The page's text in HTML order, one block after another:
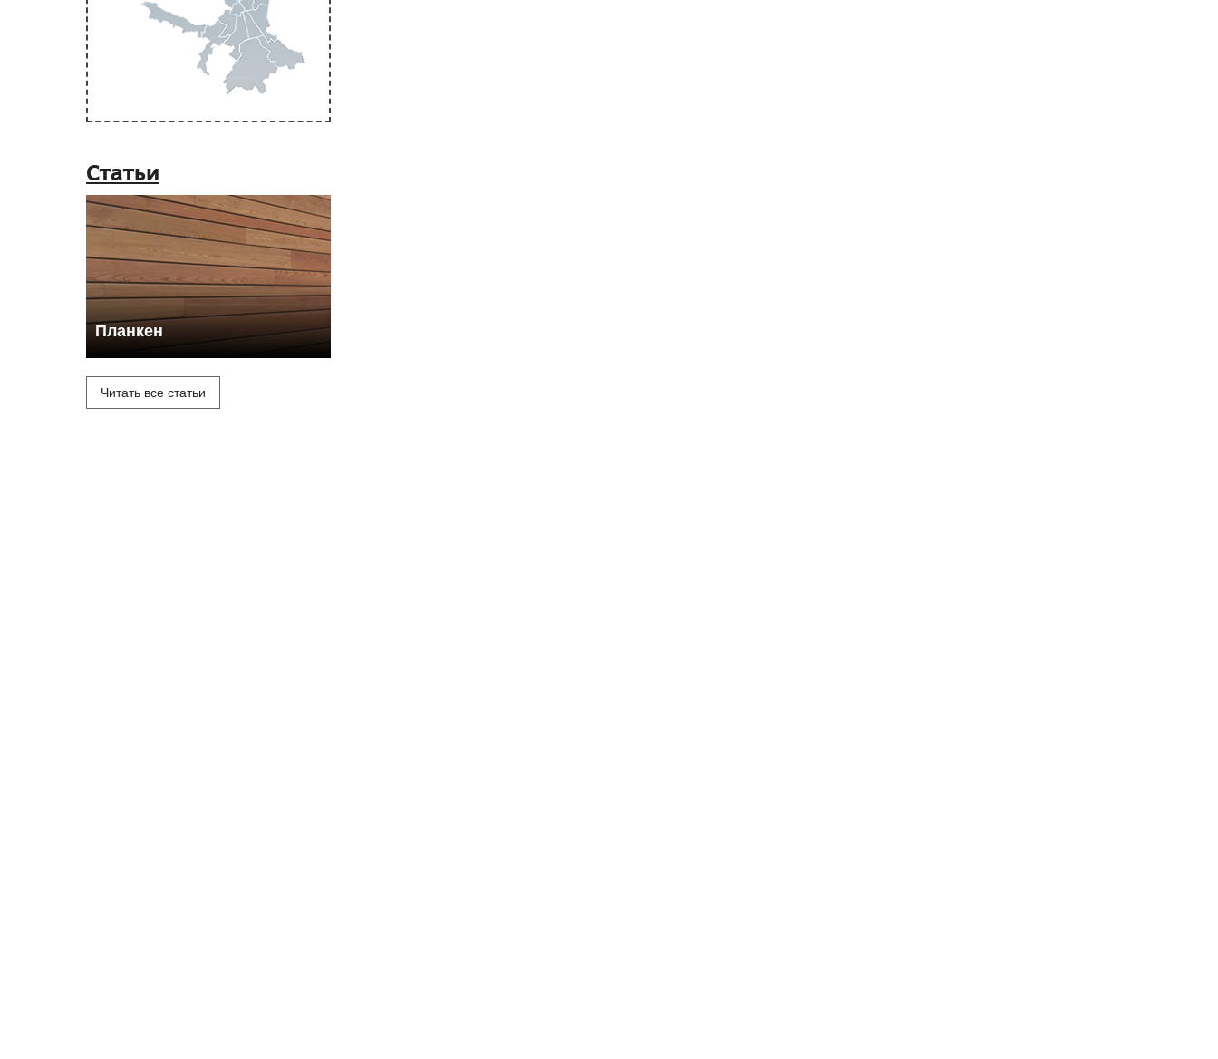
Статьи
Планкен
Читать все статьи